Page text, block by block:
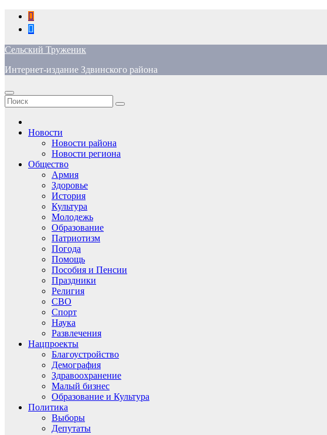
Перейти
содержимому
Сельский Труженик
Интернет-издание Здвинского района
Новости
Новости района
Новости региона
Общество
Армия
Здоровье
История
Культура
Молодежь
Образование
Патриотизм
Погода
Помощь
Пособия и Пенсии
Праздники
Религия
СВО
Спорт
Наука
Развлечения
Нацпроекты
Благоустройство
Демография
Здравоохранение
Малый бизнес
Образование и Культура
Политика
Выборы
Депутаты